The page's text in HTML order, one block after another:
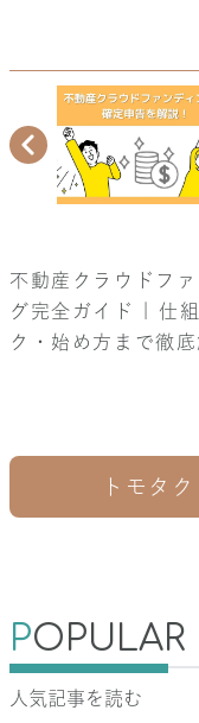
不動産クラウドファ
グ完全ガイド | 仕
ク・始め方まで徹底
トモタ
POPULAR
人気記事を読む